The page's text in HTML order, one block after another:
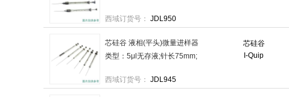
西域订货号： JDL950
芯硅谷
I-Quip
芯硅谷 液相(平头)微量进样器
类型：5μl无存液;针长75mm;
G5μl-1EA 售卖规格：1个
西域订货号： JDL945